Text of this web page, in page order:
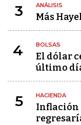
3 ANÁLISIS
Más
4 BOLSAS
El dólar
último
5 HACIENDA
Inflación